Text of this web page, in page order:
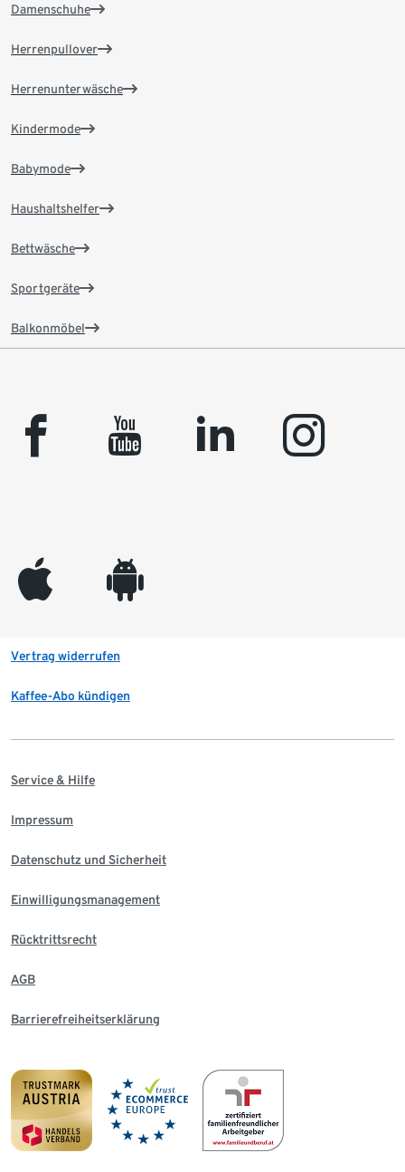
Damenschuhe
Herrenpullover
Herrenunterwäsche
Kindermode
Babymode
Haushaltshelfer
Bettwäsche
Sportgeräte
Balkonmöbel
facebook youtube linkedin instagram
appleinc android
Vertrag widerrufen
Kaffee-Abo kündigen
Service & Hilfe
Impressum
Datenschutz und Sicherheit
Einwilligungsmanagement
Rücktrittsrecht
AGB
Barrierefreiheitserklärung